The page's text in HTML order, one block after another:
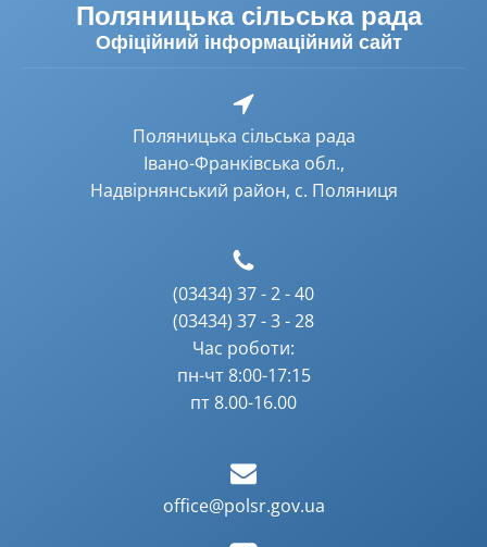
Поляницька сільська рада
Офіційний інформаційний сайт
Поляницька сільська рада
Івано-Франківська обл.,
Надвірнянський район, с. Поляниця
(03434) 37 - 2 - 40
(03434) 37 - 3 - 28
Час роботи:
пн-чт 8:00-17:15
пт 8.00-16.00
office@polsr.gov.ua